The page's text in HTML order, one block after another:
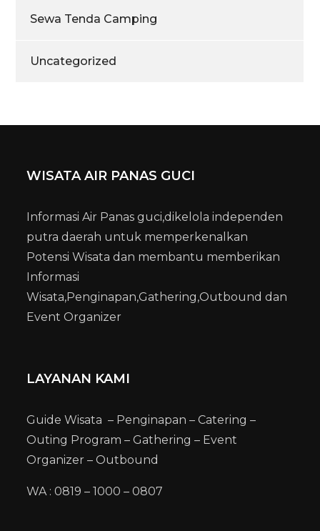
Sewa Tenda Camping
Uncategorized
WISATA AIR PANAS GUCI
Informasi Air Panas guci,dikelola independen
putra daerah untuk memperkenalkan
Potensi Wisata dan membantu memberikan
Informasi
Wisata,Penginapan,Gathering,Outbound dan
Event Organizer
LAYANAN KAMI
Guide Wisata – Penginapan – Catering –
Outing Program – Gathering – Event
Organizer – Outbound
WA : 0819 – 1000 – 0807